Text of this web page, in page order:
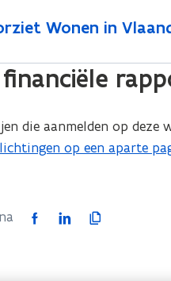
Wonen in
die aanmelden op
op een aparte
F
L
K